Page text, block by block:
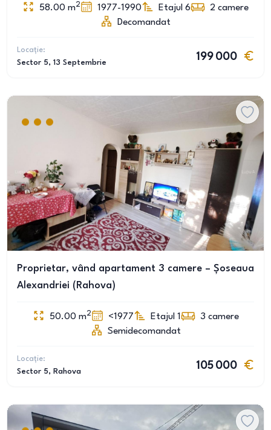
58.00 m2 1977-1990 Etajul 6 2 camere
Decomandat
Locație:
Sector 5, 13 Septembrie
199 000
Proprietar, vând apartament 3 camere – Șoseaua
Alexandriei (Rahova)
50.00 m2 <1977 Etajul 1 3 camere
Semidecomandat
Locație:
Sector 5, Rahova
105 000